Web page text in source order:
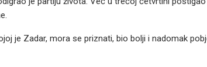
je Zadar, mora se priznati, bio bolji i nadomak